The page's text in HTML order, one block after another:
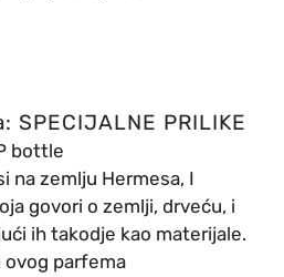
SPECIJALNE PRILIKE
na zemlju Hermesa, I
govori o zemlji, drveću, i
ih takodje kao materijale.
ovog parfema